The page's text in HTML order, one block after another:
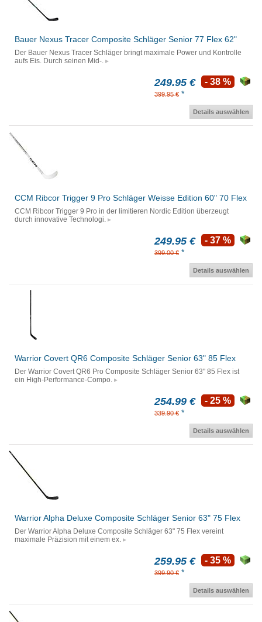
Bauer Nexus Tracer Composite Schläger Senior 77 Flex 62"
Der Bauer Nexus Tracer Schläger bringt maximale Power und Kontrolle
aufs Eis. Durch seinen Mid-.
249.95 €
399.95 € *
- 38 %
Details auswählen
CCM Ribcor Trigger 9 Pro Schläger Weisse Edition 60" 70 Flex
CCM Ribcor Trigger 9 Pro in der limitieren Nordic Edition überzeugt
durch innovative Technologi.
249.95 €
399.00 € *
- 37 %
Details auswählen
Warrior Covert QR6 Composite Schläger Senior 63" 85 Flex
Der Warrior Covert QR6 Pro Composite Schläger Senior 63" 85 Flex ist
ein High-Performance-Compo.
254.99 €
339.90 € *
- 25 %
Details auswählen
Warrior Alpha Deluxe Composite Schläger Senior 63" 75 Flex
Der Warrior Alpha Deluxe Composite Schläger 63" 75 Flex vereint
maximale Präzision mit einem ex.
259.95 €
399.90 € *
- 35 %
Details auswählen